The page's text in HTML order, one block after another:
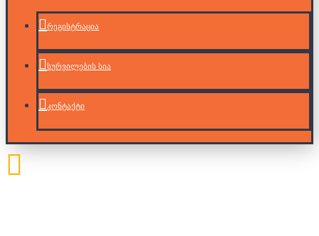
რეგისტრაცია
სურვილების სია
კონტაქტი